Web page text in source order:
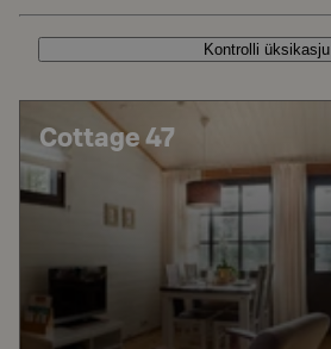
Kontrolli üksikasju
Cottage 47